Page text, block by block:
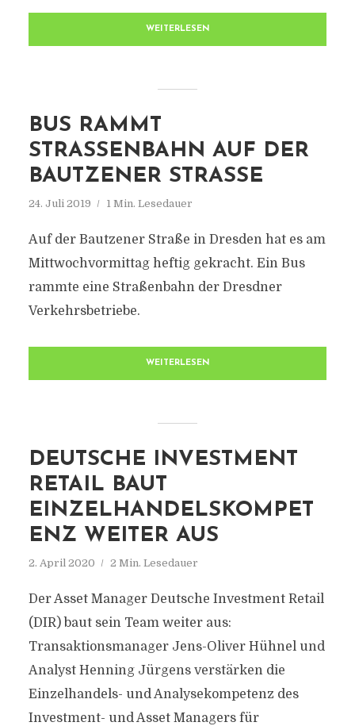
WEITERLESEN
BUS RAMMT
STRASSENBAHN AUF DER B
AUTZENER STRASSE
24. Juli 2019 1 Min. Lesedauer
Auf der Bautzener Straße in Dresden hat es am
Mittwochvormittag heftig gekracht. Ein Bus
rammte eine Straßenbahn der Dresdner
Verkehrsbetriebe.
WEITERLESEN
DEUTSCHE INVESTMENT
RETAIL BAUT
EINZELHANDELSKOMPET
ENZ WEITER AUS
2. April 2020 2 Min. Lesedauer
Der Asset Manager Deutsche Investment Retail
(DIR) baut sein Team weiter aus:
Transaktionsmanager Jens-Oliver Hühnel und
Analyst Henning Jürgens verstärken die
Einzelhandels- und Analysekompetenz des
Investment- und Asset Managers für